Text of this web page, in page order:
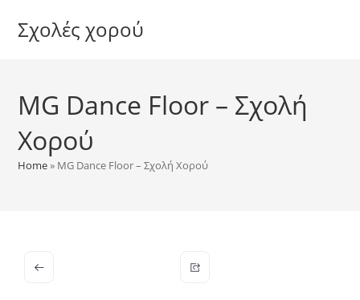
Σχολές χορού
MG Dance Floor – Σχολή
Χορού
Home» MG Dance Floor – Σχολή Χορού